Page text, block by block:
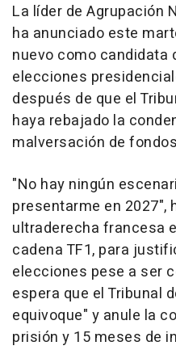
La líder de Agrupación
ha anunciado este
nuevo como candidata
elecciones
después de que el
haya rebajado la
malversación de
"No hay ningún
presentarme en 2027",
ultraderecha francesa
cadena TF1, para
elecciones pese a ser
espera que el Tribunal
equivoque" y anule la
prisión y 15 meses de